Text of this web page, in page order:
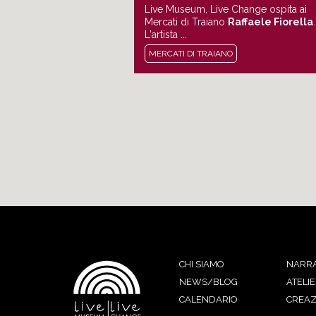
Live Museum, Live Change ospita ai
Mercati di Traiano Raffaele Fiorella
L'artista ...
MERCATI DI TRAIANO
CHI SIAMO
NEWS/BLOG
CALENDARIO